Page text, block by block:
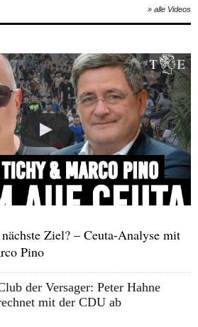
» alle Videos
Ziel? – Ceuta-Analyse mit
Pino
der Versager: Peter Hahne
mit der CDU ab